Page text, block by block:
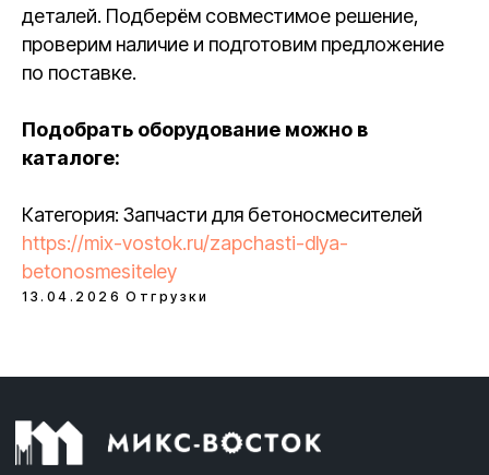
деталей. Подберём совместимое решение,
проверим наличие и подготовим предложение
по поставке.
Подобрать оборудование можно в
каталоге:
Категория: Запчасти для бетоносмесителей
https://mix-vostok.ru/zapchasti-dlya-
betonosmesiteley
13.04.2026 Отгрузки